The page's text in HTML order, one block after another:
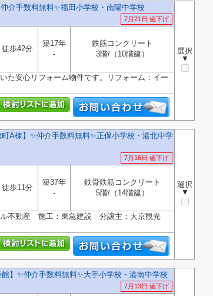
介手数料無料✨️福田小学校・南陽中学校
7月21日 値下げ
選択
▼
徒歩42分
築17年
-
鉄筋コンクリート
3階/（10階建）
た安心リフォーム物件です。リフォーム：イー
町A棟】✨️仲介手数料無料✨️正保小学校・港北中学
7月16日 値下げ
選択
▼
徒歩11分
築37年
-
鉄骨鉄筋コンクリート
5階/（14階建）
ル不動産 施工：東急建設 分譲主：大京観光
】✨️仲介手数料無料✨️大手小学校・港南中学校
7月13日 値下げ